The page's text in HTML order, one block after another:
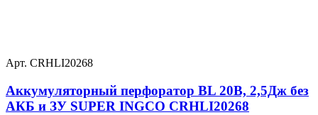
Арт. CRHLI20268
Аккумуляторный перфоратор BL 20В, 2,5Дж без
АКБ и ЗУ SUPER INGCO CRHLI20268